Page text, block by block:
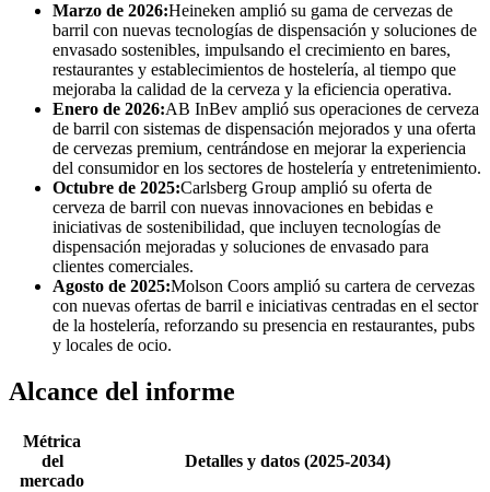
Marzo de 2026:Heineken amplió su gama de cervezas de
barril con nuevas tecnologías de dispensación y soluciones de
envasado sostenibles, impulsando el crecimiento en bares,
restaurantes y establecimientos de hostelería, al tiempo que
mejoraba la calidad de la cerveza y la eficiencia operativa.
Enero de 2026:AB InBev amplió sus operaciones de cerveza
de barril con sistemas de dispensación mejorados y una oferta
de cervezas premium, centrándose en mejorar la experiencia
del consumidor en los sectores de hostelería y entretenimiento.
Octubre de 2025:Carlsberg Group amplió su oferta de
cerveza de barril con nuevas innovaciones en bebidas e
iniciativas de sostenibilidad, que incluyen tecnologías de
dispensación mejoradas y soluciones de envasado para
clientes comerciales.
Agosto de 2025:Molson Coors amplió su cartera de cervezas
con nuevas ofertas de barril e iniciativas centradas en el sector
de la hostelería, reforzando su presencia en restaurantes, pubs
y locales de ocio.
Alcance del informe
Métrica
del
mercado
Detalles y datos (2025-2034)